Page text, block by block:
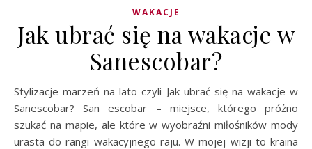
WAKACJE
Jak ubrać się na wakacje w
Sanescobar?
Stylizacje marzeń na lato czyli Jak ubrać się na wakacje w
Sanescobar? San escobar – miejsce, którego próżno
szukać na mapie, ale które w wyobraźni miłośników mody
urasta do rangi wakacyjnego raju. W mojej wizji to kraina